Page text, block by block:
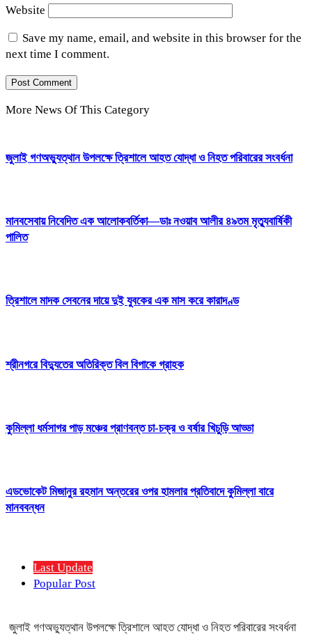
Website
Save my name, email, and website in this browser for the
next time I comment.
More News Of This Category
জুলাই গণঅভ্যুত্থান উপলক্ষে ত্রিশালে আহত যোদ্ধা ও নিহত পরিবারের সংবর্ধনা
মানবসেবায় নিবেদিত এক আলোকবর্তিকা—ডাঃ নওয়াব আলীর ৪৯তম মৃত্যুবার্ষিকী
পালিত
ত্রিশালে মাদক সেবনের দায়ে দুই যুবকের এক মাস করে কারাদণ্ড
শ্রীনগরে বিদ্যুতের অতিরিক্ত বিল বিপাকে গ্রাহক
কুমিল্লা ধর্মসাগর পাড় মঞ্চের প্রাণবন্ত চা-চক্র ও বর্ষার খিচুড়ি আড্ডা
এডভোকেট মিজানুর রহমান অন্তরের ওপর হামলার প্রতিবাদে কুমিল্লা বারে
মানববন্ধন
Last Update
Popular Post
জুলাই গণঅভ্যুত্থান উপলক্ষে ত্রিশালে আহত যোদ্ধা ও নিহত পরিবারের সংবর্ধনা